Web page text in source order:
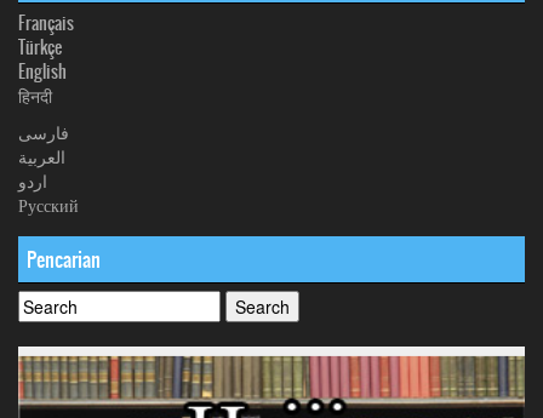
Français
Türkçe
English
हिनदी
فارسی
العربیة
اردو
Русский
Pencarian